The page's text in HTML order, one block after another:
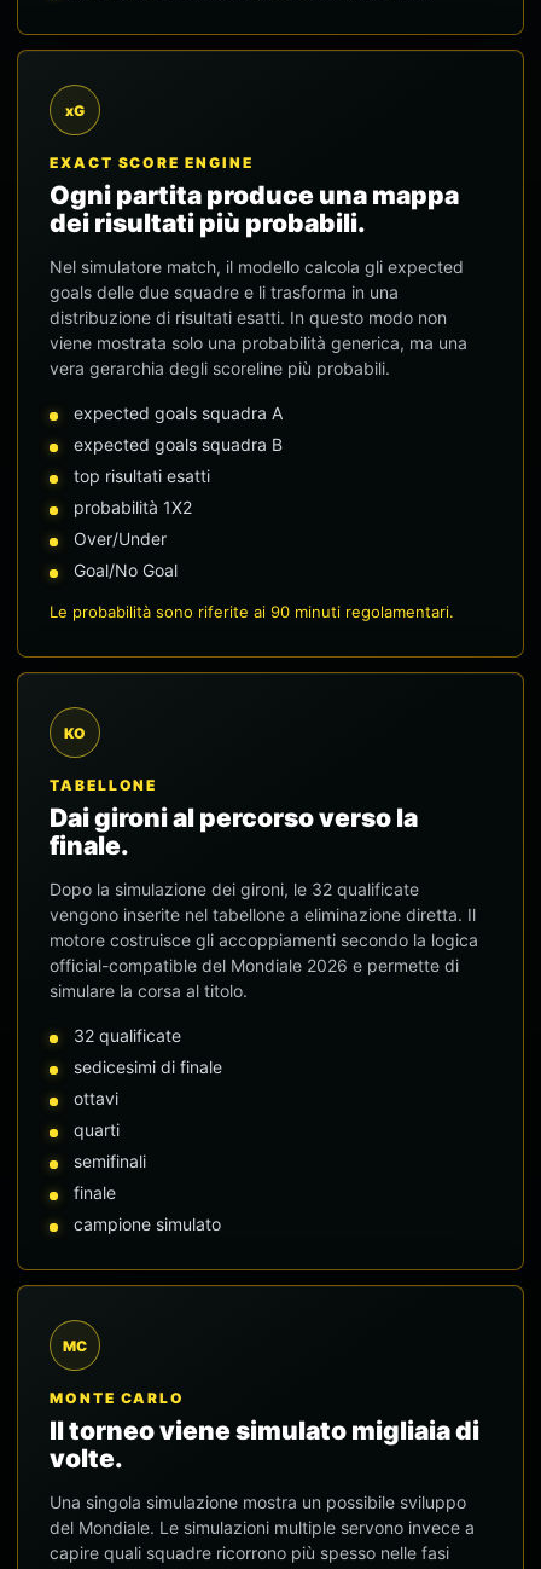
xG
EXACT SCORE ENGINE
Ogni partita produce una mappa
dei risultati più probabili.
Nel simulatore match, il modello calcola gli expected
goals delle due squadre e li trasforma in una
distribuzione di risultati esatti. In questo modo non
viene mostrata solo una probabilità generica, ma una
vera gerarchia degli scoreline più probabili.
expected goals squadra A
expected goals squadra B
top risultati esatti
probabilità 1X2
Over/Under
Goal/No Goal
Le probabilità sono riferite ai 90 minuti regolamentari.
KO
TABELLONE
Dai gironi al percorso verso la
finale.
Dopo la simulazione dei gironi, le 32 qualificate
vengono inserite nel tabellone a eliminazione diretta. Il
motore costruisce gli accoppiamenti secondo la logica
official-compatible del Mondiale 2026 e permette di
simulare la corsa al titolo.
32 qualificate
sedicesimi di finale
ottavi
quarti
semifinali
finale
campione simulato
MC
MONTE CARLO
Il torneo viene simulato migliaia di
volte.
Una singola simulazione mostra un possibile sviluppo
del Mondiale. Le simulazioni multiple servono invece a
capire quali squadre ricorrono più spesso nelle fasi